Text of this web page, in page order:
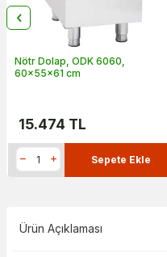
Nötr Dolap, ODK 6060,
60x55x61 cm
15.474 TL
Sepete Ekle
Ürün Açıklaması